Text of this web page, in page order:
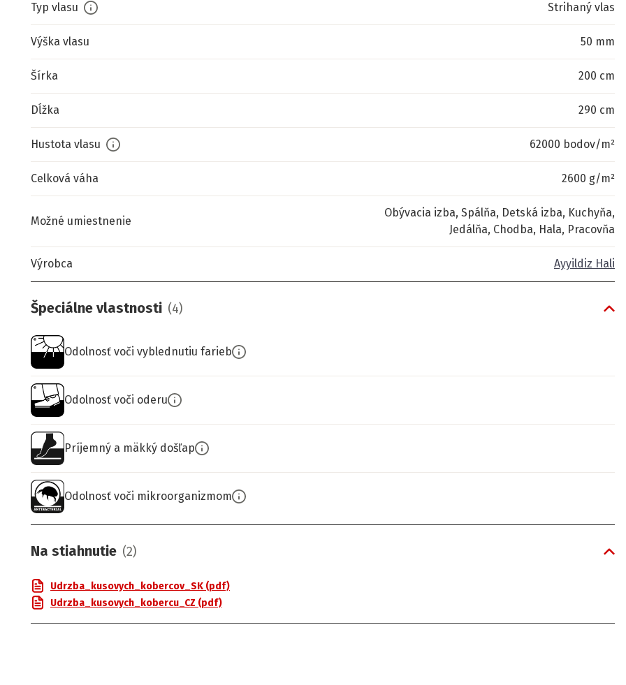
Typ vlasu Strihaný vlas
Výška vlasu 50 mm
Šírka 200 cm
Dĺžka 290 cm
Hustota vlasu 62000 bodov/m²
Celková váha 2600 g/m²
Možné umiestnenie
Obývacia izba, Spálňa, Detská izba, Kuchyňa,
Jedálňa, Chodba, Hala, Pracovňa
Výrobca Ayyildiz Hali
Špeciálne vlastnosti (4)
Odolnosť voči vyblednutiu farieb
Odolnosť voči oderu
Príjemný a mäkký došľap
Odolnosť voči mikroorganizmom
Na stiahnutie (2)
Udrzba_kusovych_kobercov_SK (pdf)
Udrzba_kusovych_kobercu_CZ (pdf)